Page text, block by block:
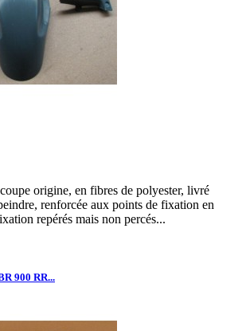
origine, en fibres de polyester, livré
renforcée aux points de fixation en
repérés mais non percés...
900 RR...